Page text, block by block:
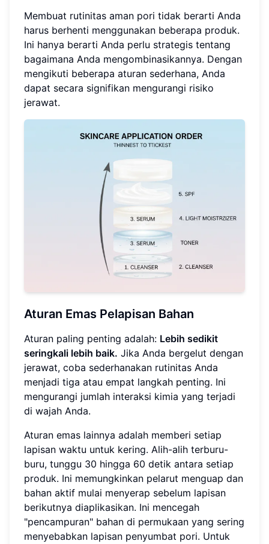
Membuat rutinitas aman pori tidak berarti Anda
harus berhenti menggunakan beberapa produk.
Ini hanya berarti Anda perlu strategis tentang
bagaimana Anda mengombinasikannya. Dengan
mengikuti beberapa aturan sederhana, Anda
dapat secara signifikan mengurangi risiko
jerawat.
Aturan Emas Pelapisan Bahan
Aturan paling penting adalah: Lebih sedikit
seringkali lebih baik. Jika Anda bergelut dengan
jerawat, coba sederhanakan rutinitas Anda
menjadi tiga atau empat langkah penting. Ini
mengurangi jumlah interaksi kimia yang terjadi
di wajah Anda.
Aturan emas lainnya adalah memberi setiap
lapisan waktu untuk kering. Alih-alih terburu-
buru, tunggu 30 hingga 60 detik antara setiap
produk. Ini memungkinkan pelarut menguap dan
bahan aktif mulai menyerap sebelum lapisan
berikutnya diaplikasikan. Ini mencegah
"pencampuran" bahan di permukaan yang sering
menyebabkan lapisan penyumbat pori. Untuk